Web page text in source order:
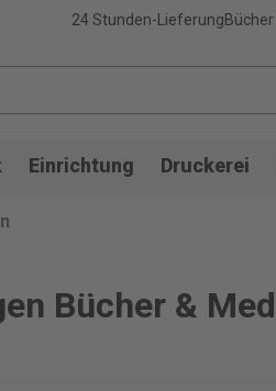
24 Stunden-Lieferung
Einrichtung Druckerei
Bücher &